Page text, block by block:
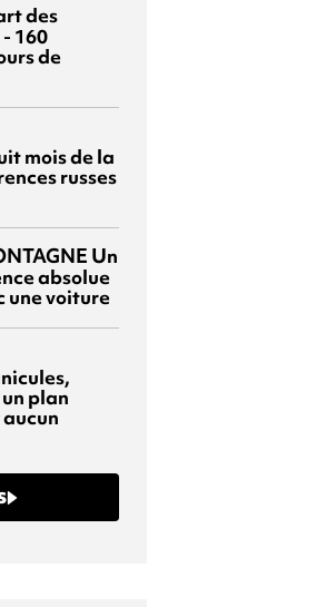
des
160
de
mois de la
russes
Un
absolue
une voiture
plan